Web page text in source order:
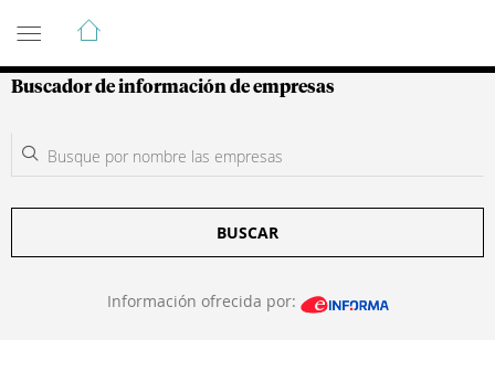
Guía de Empresas Colombianas
Buscador de información de empresas
BUSCAR
Información ofrecida por: